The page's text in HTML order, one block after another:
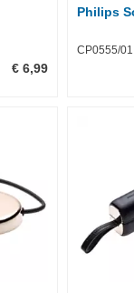
€ 6,99
Philips
CP0555/01